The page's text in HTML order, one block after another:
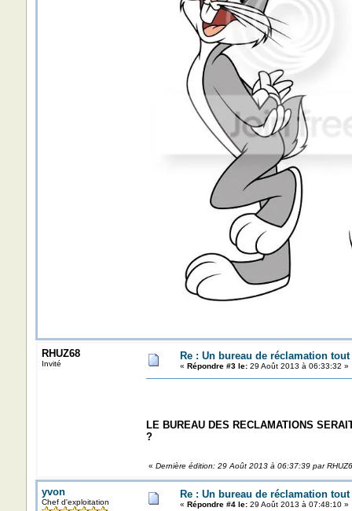
RHUZ68
Invité
Re : Un bureau de réclamation
« Répondre #3 le:29 Août 2013 à 06:33:32 »
LE BUREAU DES RECLAMATIONS
?
« Dernière édition: 29 Août 2013 à 06:37:39 par
yvon
Chef d'exploitation
Re : Un bureau de réclamation
« Répondre #4 le:29 Août 2013 à 07:48:10 »